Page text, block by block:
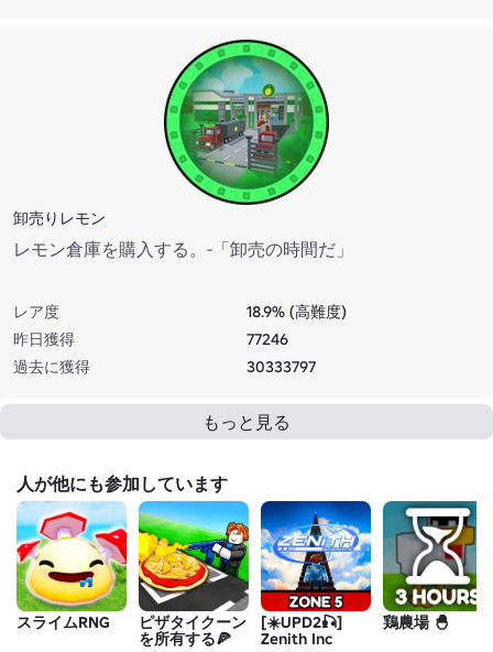
卸売りレモン
レモン倉庫を購入する。-「卸売の時間だ」
レア度
18.9% (高難度)
昨日獲得
77246
過去に獲得
30333797
もっと見る
人が他にも参加しています
スライムRNG
ピザタイクーン
を所有する🍕
[☀️UPD2🎣]
Zenith Inc
鶏農場 🐣